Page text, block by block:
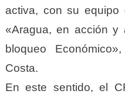
activa, con su equipo
«Aragua, en acción y
bloqueo
Costa.
En este sentido, el